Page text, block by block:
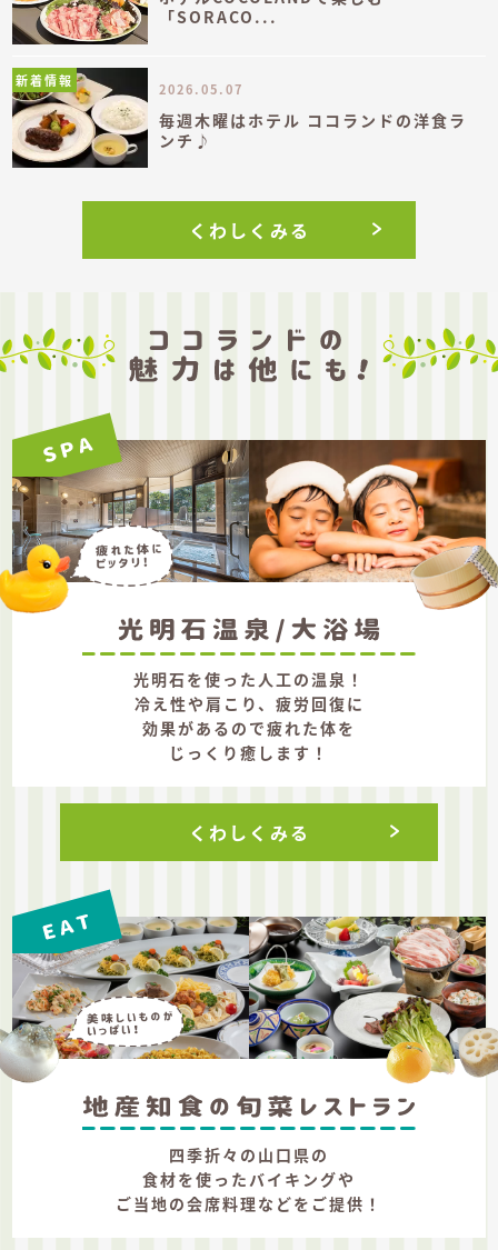
「SORACO...
新着情報
毎週木曜はホテル ココランドの洋食ラ
ンチ♪
2026.05.07
くわしくみる
光明石を使った人工の温泉！
冷え性や肩こり、疲労回復に
効果があるので疲れた体を
じっくり癒します！
くわしくみる
四季折々の山口県の
食材を使ったバイキングや
ご当地の会席料理などをご提供！